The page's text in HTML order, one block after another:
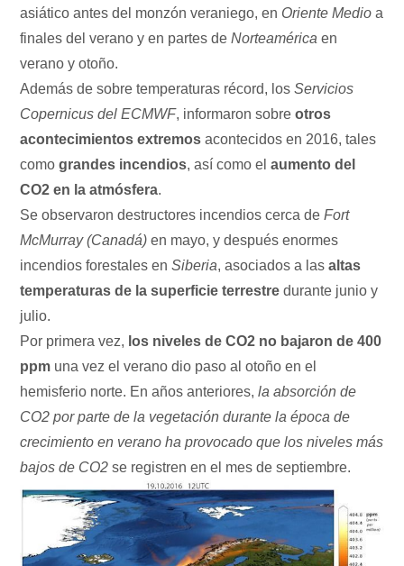
asiático antes del monzón veraniego, en Oriente Medio a
finales del verano y en partes deNorteamérica en
verano y otoño.
Además de sobre temperaturas récord, losServicios
Copernicus del ECMWF, informaron sobreotros
acontecimientos extremos acontecidos en 2016, tales
comograndes incendios, así como elaumento del
CO2 en la atmósfera.
Se observaron destructores incendios cerca deFort
McMurray (Canadá) en mayo, y después enormes
incendios forestales enSiberia, asociados a lasaltas
temperaturas de la superficie terrestre durante junio y
julio.
Por primera vez, los niveles de CO2 no bajaron de 400
ppm una vez el verano dio paso al otoño en el
hemisferio norte. En años anteriores, la absorción de
CO2 por parte de la vegetación durante la época de
crecimiento en verano ha provocado que los niveles más
bajos de CO2 se registren en el mes de septiembre.